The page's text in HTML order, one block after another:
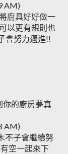
AM)
廚具好好做一
以更有規則也
會努力邁進!!
的廚房夢真
AM)
不子會繼續努
空一起來下